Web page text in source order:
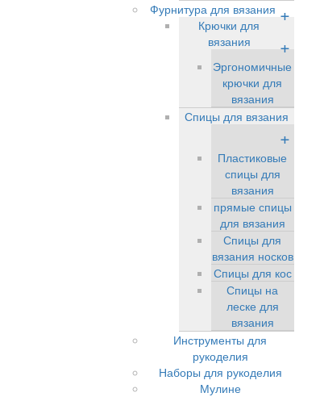
Фурнитура для вязания +
Крючки для
вязания
+
Эргономичные
крючки для
вязания
Спицы для вязания
+
Пластиковые
спицы для
вязания
прямые спицы
для вязания
Спицы для
вязания носков
Спицы для кос
Спицы на
леске для
вязания
Инструменты для
рукоделия
Наборы для рукоделия
Мулине